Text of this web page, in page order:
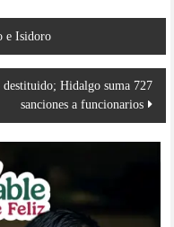
e Isidoro
Hidalgo suma 727
sanciones a funcionarios